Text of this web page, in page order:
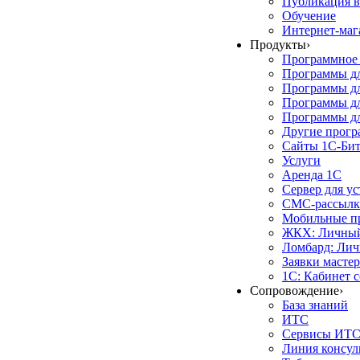
Обучение
Интернет-
Продукты›
Программное
Программы
Программы
Программы
Программы
Другие
Сайты 1С-
Услуги
Аренда 1С
Сервер для
СМС-
Мобильные
ЖКХ: Личный
Ломбард:
Заявки
1С: Кабинет
Сопровождение›
База знаний
ИТС
Сервисы ИТС
Линия